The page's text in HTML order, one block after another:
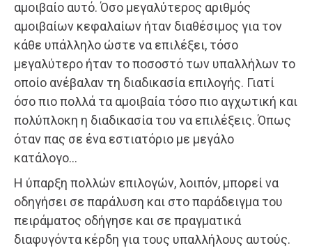
αμοιβαίο αυτό. Όσο μεγαλύτερος αριθμός
αμοιβαίων κεφαλαίων ήταν διαθέσιμος για τον
κάθε υπάλληλο ώστε να επιλέξει, τόσο
μεγαλύτερο ήταν το ποσοστό των υπαλλήλων το
οποίο ανέβαλαν τη διαδικασία επιλογής. Γιατί
όσο πιο πολλά τα αμοιβαία τόσο πιο αγχωτική και
πολύπλοκη η διαδικασία του να επιλέξεις. Όπως
όταν πας σε ένα εστιατόριο με μεγάλο
κατάλογο…
Η ύπαρξη πολλών επιλογών, λοιπόν, μπορεί να
οδηγήσει σε παράλυση και στο παράδειγμα του
πειράματος οδήγησε και σε πραγματικά
διαφυγόντα κέρδη για τους υπαλλήλους αυτούς.